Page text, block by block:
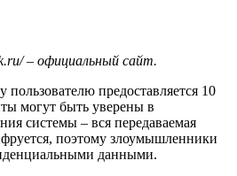
– официальный сайт.
предоставляется 10
могут быть уверены в
системы – вся передаваемая
поэтому злоумышленники
данными.